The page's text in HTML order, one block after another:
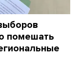
помешать